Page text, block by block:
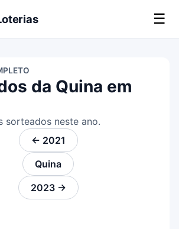
☰
da Quina em
sorteados neste ano.
← 2021
Quina
2023 →